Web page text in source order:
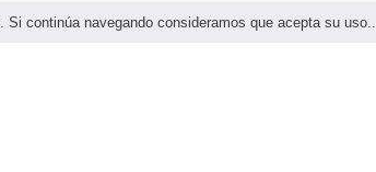
continúa navegando consideramos que acepta su uso..